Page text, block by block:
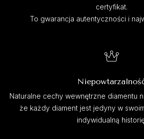
certyfikat.
To gwarancja autentyczności i
Naturalne cechy wewnętrzne diamentu
że każdy diament jest jedyny w
indywidualną